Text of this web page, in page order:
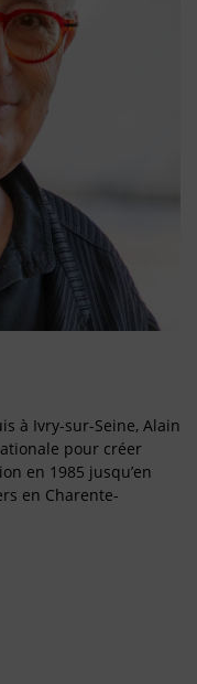
à Ivry-sur-Seine, Alain
pour créer
en 1985 jusqu’en
en Charente-